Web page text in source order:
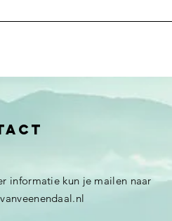
informatie kun je mailen naar